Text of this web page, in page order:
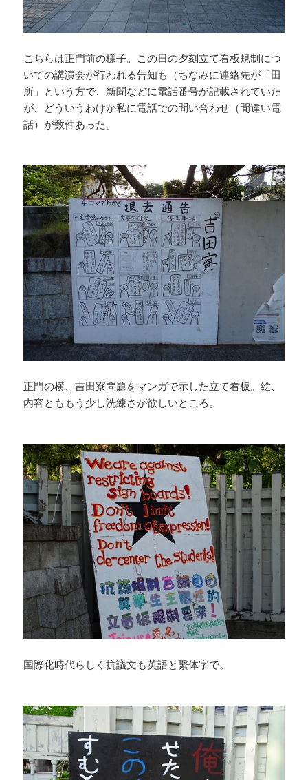
こちらは正門前の様子。この日の夕刻立て看板規制につ
いての講演会が行われる告知も（ちなみに連絡先が「田
所」という方で、新聞などに電話番号が記載されていた
が、どういうわけか私に電話での問い合わせ（間違い電
話）が数件あった。
正門の横、吉田寮問題をマンガで示した立て看板。絵、
内容とももう少し洗練さが欲しいところ。
国際化時代らしく抗議文も英語と繫体字で。